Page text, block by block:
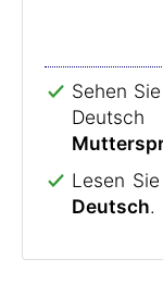
Sehen
Lesen Sie
Deutsch.